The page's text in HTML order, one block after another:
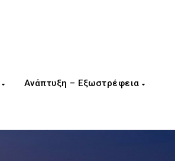
Ανάπτυξη – Εξωστρέφεια